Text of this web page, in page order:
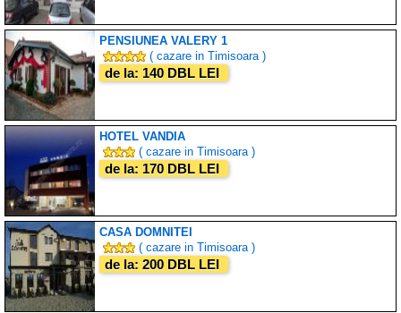
PENSIUNEA VALERY 1
( cazare in Timisoara )
de la: 140 DBL LEI
HOTEL VANDIA
( cazare in Timisoara )
de la: 170 DBL LEI
CASA DOMNITEI
( cazare in Timisoara )
de la: 200 DBL LEI